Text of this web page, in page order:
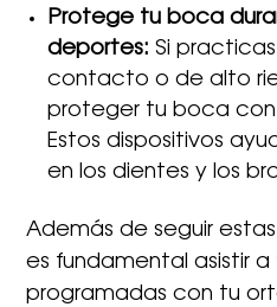
Protege tu boca
deportes: Si
contacto o de alto
proteger tu boca
Estos dispositivos
en los dientes y los
Además de seguir
es fundamental asistir
programadas con tu